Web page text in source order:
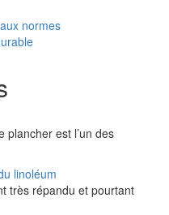
normes
plancher est l’un des
linoléum
très répandu et pourtant